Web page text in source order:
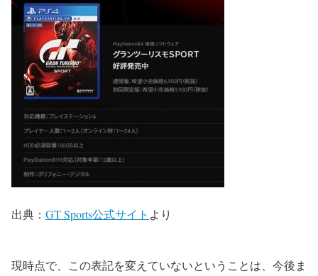
出典： GT Sports公式サイト より
現時点で、この表記を変えていないということは、今後ま